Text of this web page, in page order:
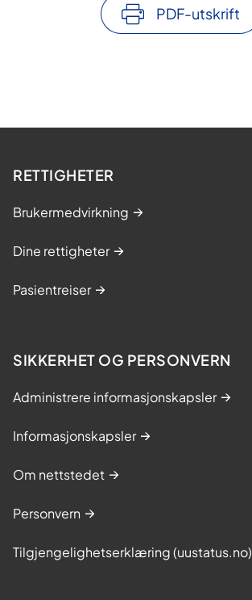
PDF-utskrift
RETTIGHETER
Brukermedvirkning
Dine rettigheter
Pasientreiser
SIKKERHET OG PERSONVERN
Administrere informasjonskapsler
Informasjonskapsler
Om nettstedet
Personvern
Tilgjengelighetserklæring (uustatus.no)